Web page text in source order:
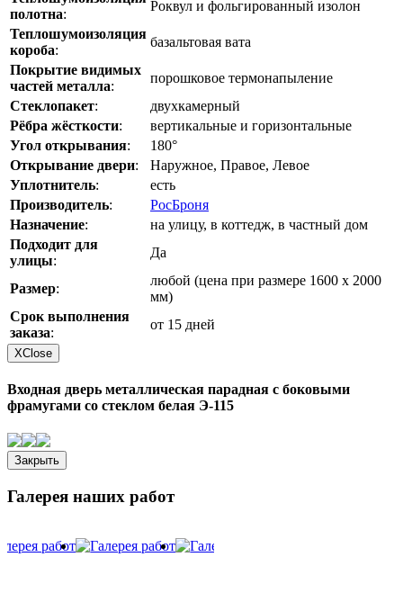
полотна:
Роквул и фольгированный изолон
Теплошумоизоляция
короба:
базальтовая вата
Покрытие видимых
частей металла:
порошковое термонапыление
Стеклопакет:
двухкамерный
Рёбра жёсткости:
вертикальные и горизонтальные
Угол открывания:
180°
Открывание двери:
Наружное, Правое, Левое
Уплотнитель:
есть
Производитель:
РосБроня
Назначение:
на улицу, в коттедж, в частный дом
Подходит для
улицы:
Да
Размер:
любой (цена при размере 1600 х 2000
мм)
Срок выполнения
заказа:
от 15 дней
XClose
Входная дверь металлическая парадная с боковыми
фрамугами со стеклом белая Э-115
Закрыть
Галерея наших работ